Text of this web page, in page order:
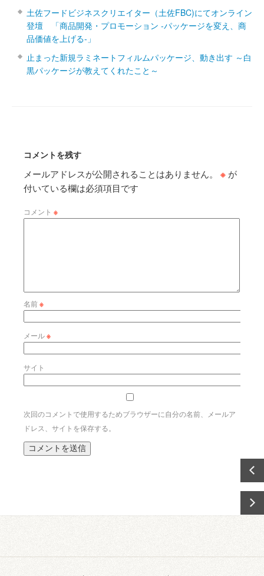
土佐フードビジネスクリエイター（土佐FBC)にてオンライン
登壇 「商品開発・プロモーション ‐パッケージを変え、商
品価値を上げる‐」
止まった新規ラミネートフィルムパッケージ、動き出す ～白
黒パッケージが教えてくれたこと～
コメントを残す
メールアドレスが公開されることはありません。 ※ が
付いている欄は必須項目です
コメント ※
名前※
メール※
サイト
次回のコメントで使用するためブラウザーに自分の名前、メールア
ドレス、サイトを保存する。